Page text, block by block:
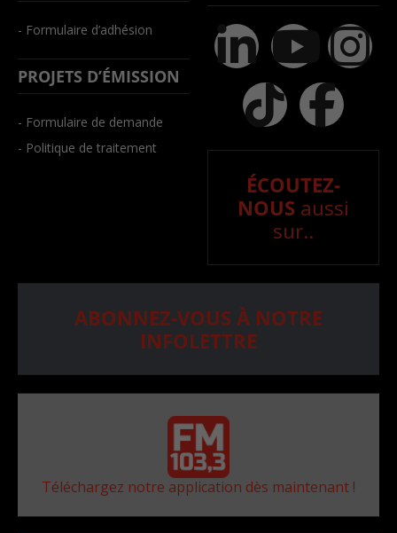
- Formulaire d’adhésion
PROJETS D’ÉMISSION
- Formulaire de demande
- Politique de traitement
ÉCOUTEZ-
NOUS aussi
sur..
ABONNEZ-VOUS À NOTRE
INFOLETTRE
Téléchargez notre application dès maintenant !